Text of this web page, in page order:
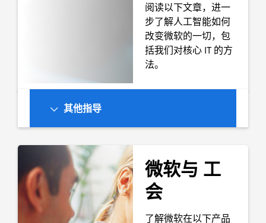
阅读以下文章，进一
步了解人工智能如何
改变微软的一切，包
括我们对核心 IT 的方
法。
其他指导
微软与 工
会
了解微软在以下产品